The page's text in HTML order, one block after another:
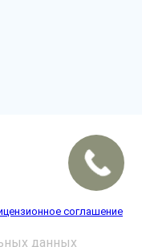
соглашение
данных